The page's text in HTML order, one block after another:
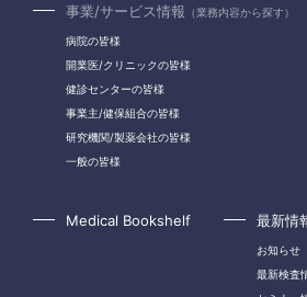
事業/サービス情報 （業務内容から探す）
病院の皆様
開業医/クリニックの皆様
健診センターの皆様
事業主/健保組合の皆様
研究機関/製薬会社の皆様
一般の皆様
Medical Bookshelf 最新情
お知らせ
最新検査